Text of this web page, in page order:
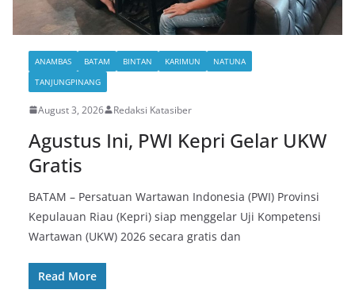
ANAMBAS BATAM BINTAN KARIMUN
NATUNA
TANJUNGPINANG
August 3, 2026 Redaksi Katasiber
Agustus Ini, PWI Kepri Gelar UKW
Gratis
BATAM – Persatuan Wartawan Indonesia (PWI) Provinsi
Kepulauan Riau (Kepri) siap menggelar Uji Kompetensi
Wartawan (UKW) 2026 secara gratis dan
Read More